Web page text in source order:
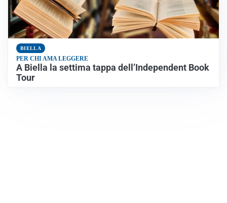
BIELLA
PER CHI AMA LEGGERE
A Biella la settima tappa dell’Independent Book
Tour